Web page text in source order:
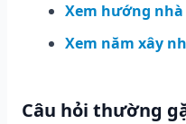
Xem hướng
Xem năm xây
Câu hỏi thường